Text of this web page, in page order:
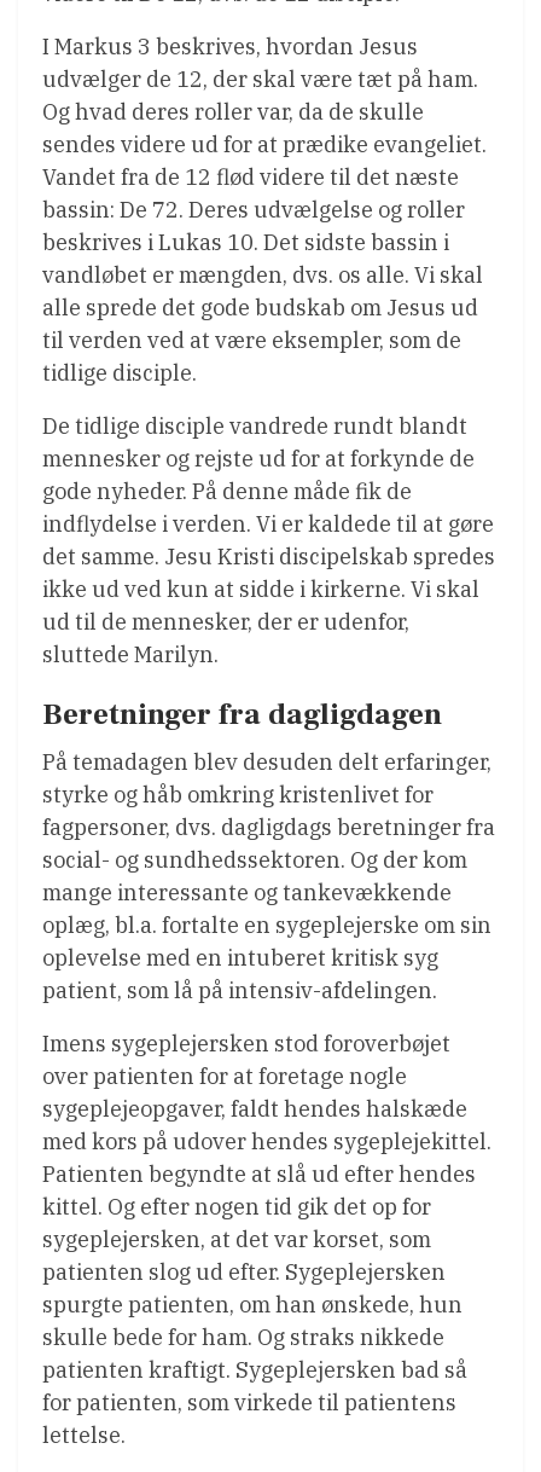
I Markus 3 beskrives, hvordan Jesus
udvælger de 12, der skal være tæt på ham.
Og hvad deres roller var, da de skulle
sendes videre ud for at prædike evangeliet.
Vandet fra de 12 flød videre til det næste
bassin: De 72. Deres udvælgelse og roller
beskrives i Lukas 10. Det sidste bassin i
vandløbet er mængden, dvs. os alle. Vi skal
alle sprede det gode budskab om Jesus ud
til verden ved at være eksempler, som de
tidlige disciple.
De tidlige disciple vandrede rundt blandt
mennesker og rejste ud for at forkynde de
gode nyheder. På denne måde fik de
indflydelse i verden. Vi er kaldede til at gøre
det samme. Jesu Kristi discipelskab spredes
ikke ud ved kun at sidde i kirkerne. Vi skal
ud til de mennesker, der er udenfor,
sluttede Marilyn.
Beretninger fra dagligdagen
På temadagen blev desuden delt erfaringer,
styrke og håb omkring kristenlivet for
fagpersoner, dvs. dagligdags beretninger fra
social- og sundhedssektoren. Og der kom
mange interessante og tankevækkende
oplæg, bl.a. fortalte en sygeplejerske om sin
oplevelse med en intuberet kritisk syg
patient, som lå på intensiv-afdelingen.
Imens sygeplejersken stod foroverbøjet
over patienten for at foretage nogle
sygeplejeopgaver, faldt hendes halskæde
med kors på udover hendes sygeplejekittel.
Patienten begyndte at slå ud efter hendes
kittel. Og efter nogen tid gik det op for
sygeplejersken, at det var korset, som
patienten slog ud efter. Sygeplejersken
spurgte patienten, om han ønskede, hun
skulle bede for ham. Og straks nikkede
patienten kraftigt. Sygeplejersken bad så
for patienten, som virkede til patientens
lettelse.